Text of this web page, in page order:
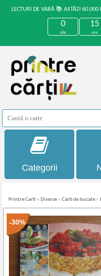
LECTURI DE VARĂ 📚 ASTĂZI
0
zile
15
ore
Categorii
Printre Carti » Diverse »Carti de bucate »
-30%